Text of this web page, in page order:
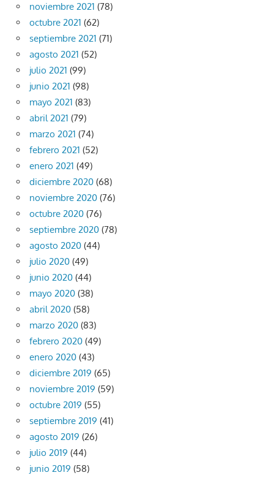
noviembre 2021 (78)
octubre 2021 (62)
septiembre 2021 (71)
agosto 2021 (52)
julio 2021 (99)
junio 2021 (98)
mayo 2021 (83)
abril 2021 (79)
marzo 2021 (74)
febrero 2021 (52)
enero 2021 (49)
diciembre 2020 (68)
noviembre 2020 (76)
octubre 2020 (76)
septiembre 2020 (78)
agosto 2020 (44)
julio 2020 (49)
junio 2020 (44)
mayo 2020 (38)
abril 2020 (58)
marzo 2020 (83)
febrero 2020 (49)
enero 2020 (43)
diciembre 2019 (65)
noviembre 2019 (59)
octubre 2019 (55)
septiembre 2019 (41)
agosto 2019 (26)
julio 2019 (44)
junio 2019 (58)